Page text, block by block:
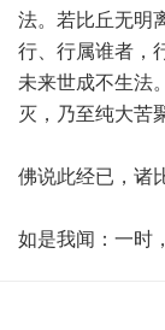
法。若比丘无明
行、行属谁者，
未来世成不生法
灭，乃至纯大苦
佛说此经已，诸
如是我闻：一时
尔时，世尊告诸